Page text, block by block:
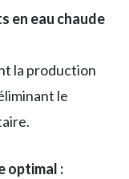
en eau chaude
la production
le
optimal :